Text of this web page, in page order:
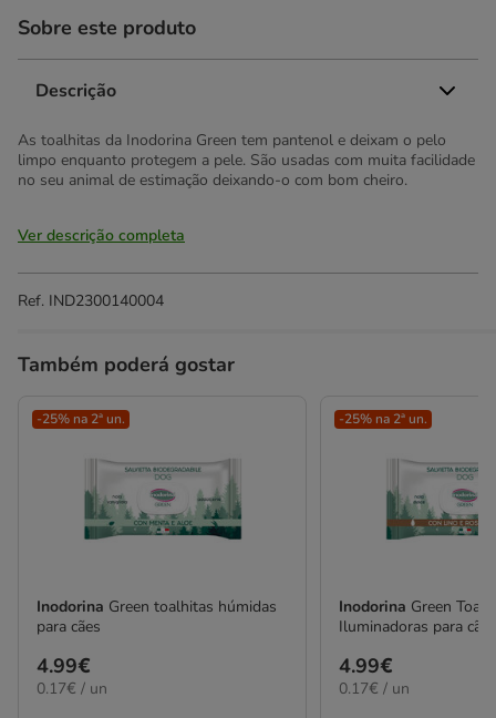
Sobre este produto
Descrição
As toalhitas da Inodorina Green tem pantenol e deixam o pelo
limpo enquanto protegem a pele. São usadas com muita facilidade
no seu animal de estimação deixando-o com bom cheiro.
Ver descrição completa
Ref. IND2300140004
Também poderá gostar
-25% na 2ª un.
Inodorina Green toalhitas húmidas
para cães
Preço
4.99€
4.99€
0.17€
0.17€ / un
-25% na 2ª un.
Inodorina Green
Iluminadoras para
Preço
4.99€
4.99€
0.17€
0.17€ / un